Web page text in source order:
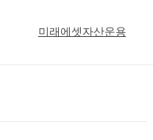
미래에셋자산운용
ETF